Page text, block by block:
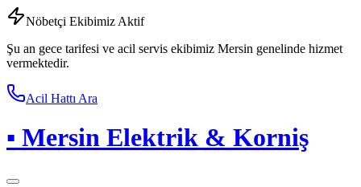
Nöbetçi Ekibimiz Aktif
Şu an gece tarifesi ve acil servis ekibimiz Mersin genelinde hizmet
vermektedir.
Acil Hattı Ara
▪ Mersin Elektrik & Korniş